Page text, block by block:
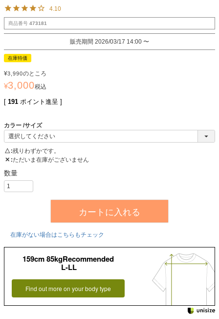
4.10
商品番号 473181
販売期間 2026/03/17 14:00 〜
在庫特価
¥3,990のところ
¥3,000税込
[ 191 ポイント進呈 ]
カラー サイズ
△ 残りわずかです。
✕ ただいま在庫がございません
カートに入れる
在庫がない場合はこちらもチェック
159cm 85kgRecommended
L-LL
Find out more on your body type